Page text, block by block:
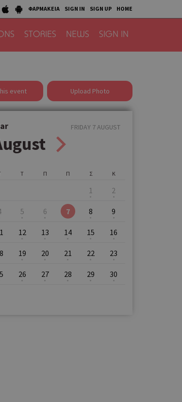
ΦΑΡΜΑΚΕΙΑ SIGN IN SIGN UP HOME
STORIES NEWS SIGN IN
event Upload Photo
FRIDAY 7 AUGUST
Τ Π Π Σ
1
Κ
2
5 6 7 8 9
12 13 14 15 16
19 20 21 22 23
26 27 28 29 30